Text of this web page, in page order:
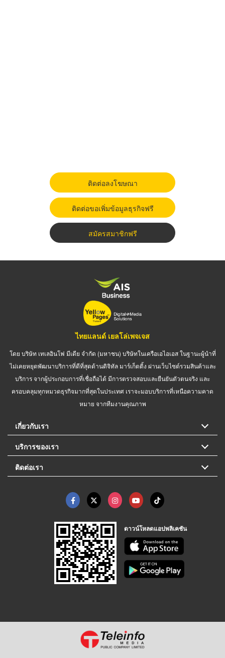
ติดต่อลงโฆษณา
ติดต่อขอเพิ่มข้อมูลธุรกิจฟรี
สมัครสมาชิกฟรี
ไทยแลนด์ เยลโล่เพจเจส
โดย บริษัท เทเลอินโฟ มีเดีย จำกัด (มหาชน) บริษัทในเครือเอไอเอส ในฐานะผู้นำที่
ไม่เคยหยุดพัฒนาบริการที่ดีที่สุดด้านดิจิทัล มาร์เก็ตติ้ง ผ่านเว็บไซต์รวมสินค้าและ
บริการ จากผู้ประกอบการที่เชื่อถือได้ มีการตรวจสอบและยืนยันตัวตนจริง และ
ครอบคลุมทุกหมวดธุรกิจมากที่สุดในประเทศ เราจะมอบบริการที่เหนือความคาด
หมาย จากทีมงานคุณภาพ
เกี่ยวกับเรา
บริการของเรา
ติดต่อเรา
ดาวน์โหลดแอปพลิเคชัน